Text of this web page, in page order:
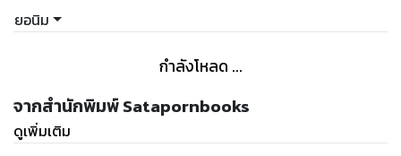
ทั้งที่คนพี่ก็เป็นแค่เพื่อนร่วมเตียง
พี่สินเองก็ดูเหมือนจะมีความรู้สึกพิเศษกับสอง
แต่ยังอยากแกล้งน้องให้รู้สึกตัว เลยหาวิธีลองใจหลายรอบ
ก็ของแบบนี้มันต้อง “ลอง...ให้รู้ว่ารัก” จริงมั้ย!?
ยอนิม
กำลังโหลด ...
จากสำนักพิมพ์ Satapornbooks
ดูเพิ่มเติม